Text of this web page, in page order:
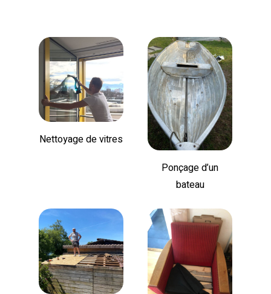
Nettoyage de vitres
Ponçage d’un
bateau